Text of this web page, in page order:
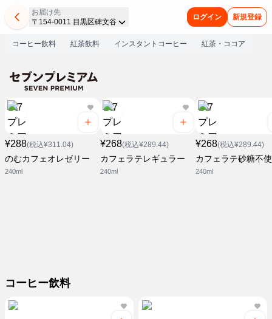
お届け先
〒154-0011 目黒区碑文谷
ログイン 新規登録
コーヒー飲料 紅茶飲料 インスタントコーヒー 紅茶・ココア
¥288(税込¥311.04)
のむカフェオレゼリー
240ml
¥268(税込¥289.44)
カフェラテレギュラー
240ml
¥268(税込¥289.44)
カフェラテ砂糖不
240ml
コーヒー飲料